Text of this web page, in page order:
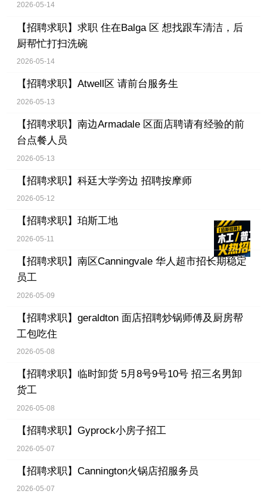
2026-05-14
【招聘求职】 求职 住在Balga 区 想找跟车清洁，后
厨帮忙打扫洗碗
2026-05-14
【招聘求职】 Atwell区 请前台服务生
2026-05-13
【招聘求职】 南边Armadale 区面店聘请有经验的前
台点餐人员
2026-05-13
【招聘求职】 科廷大学旁边 招聘按摩师
2026-05-12
【招聘求职】 珀斯工地
2026-05-11
【招聘求职】 南区Canningvale 华人超市招长期稳定
员工
2026-05-09
【招聘求职】 geraldton 面店招聘炒锅师傅及厨房帮
工包吃住
2026-05-08
【招聘求职】 临时卸货 5月8号9号10号 招三名男卸
货工
2026-05-08
【招聘求职】 Gyprock小房子招工
2026-05-07
【招聘求职】 Cannington火锅店招服务员
2026-05-07